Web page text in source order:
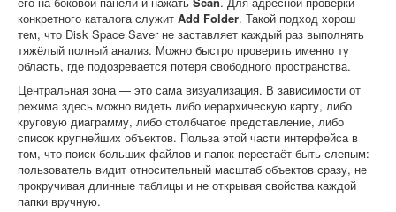
конкретного каталога служит Add Folder. Такой подход хорош
тем, что Disk Space Saver не заставляет каждый раз выполнять
тяжёлый полный анализ. Можно быстро проверить именно ту
область, где подозревается потеря свободного пространства.
Центральная зона — это сама визуализация. В зависимости от
режима здесь можно видеть либо иерархическую карту, либо
круговую диаграмму, либо столбчатое представление, либо
список крупнейших объектов. Польза этой части интерфейса в
том, что поиск больших файлов и папок перестаёт быть слепым:
пользователь видит относительный масштаб объектов сразу, не
прокручивая длинные таблицы и не открывая свойства каждой
папки вручную.